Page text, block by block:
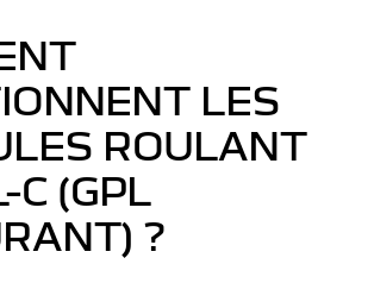
LES
ROULANT
C (GPL
?